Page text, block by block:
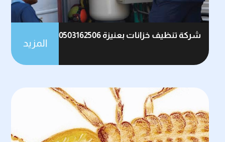
شركة تنظيف خزانات بعنيزة 0503162506
المزيد